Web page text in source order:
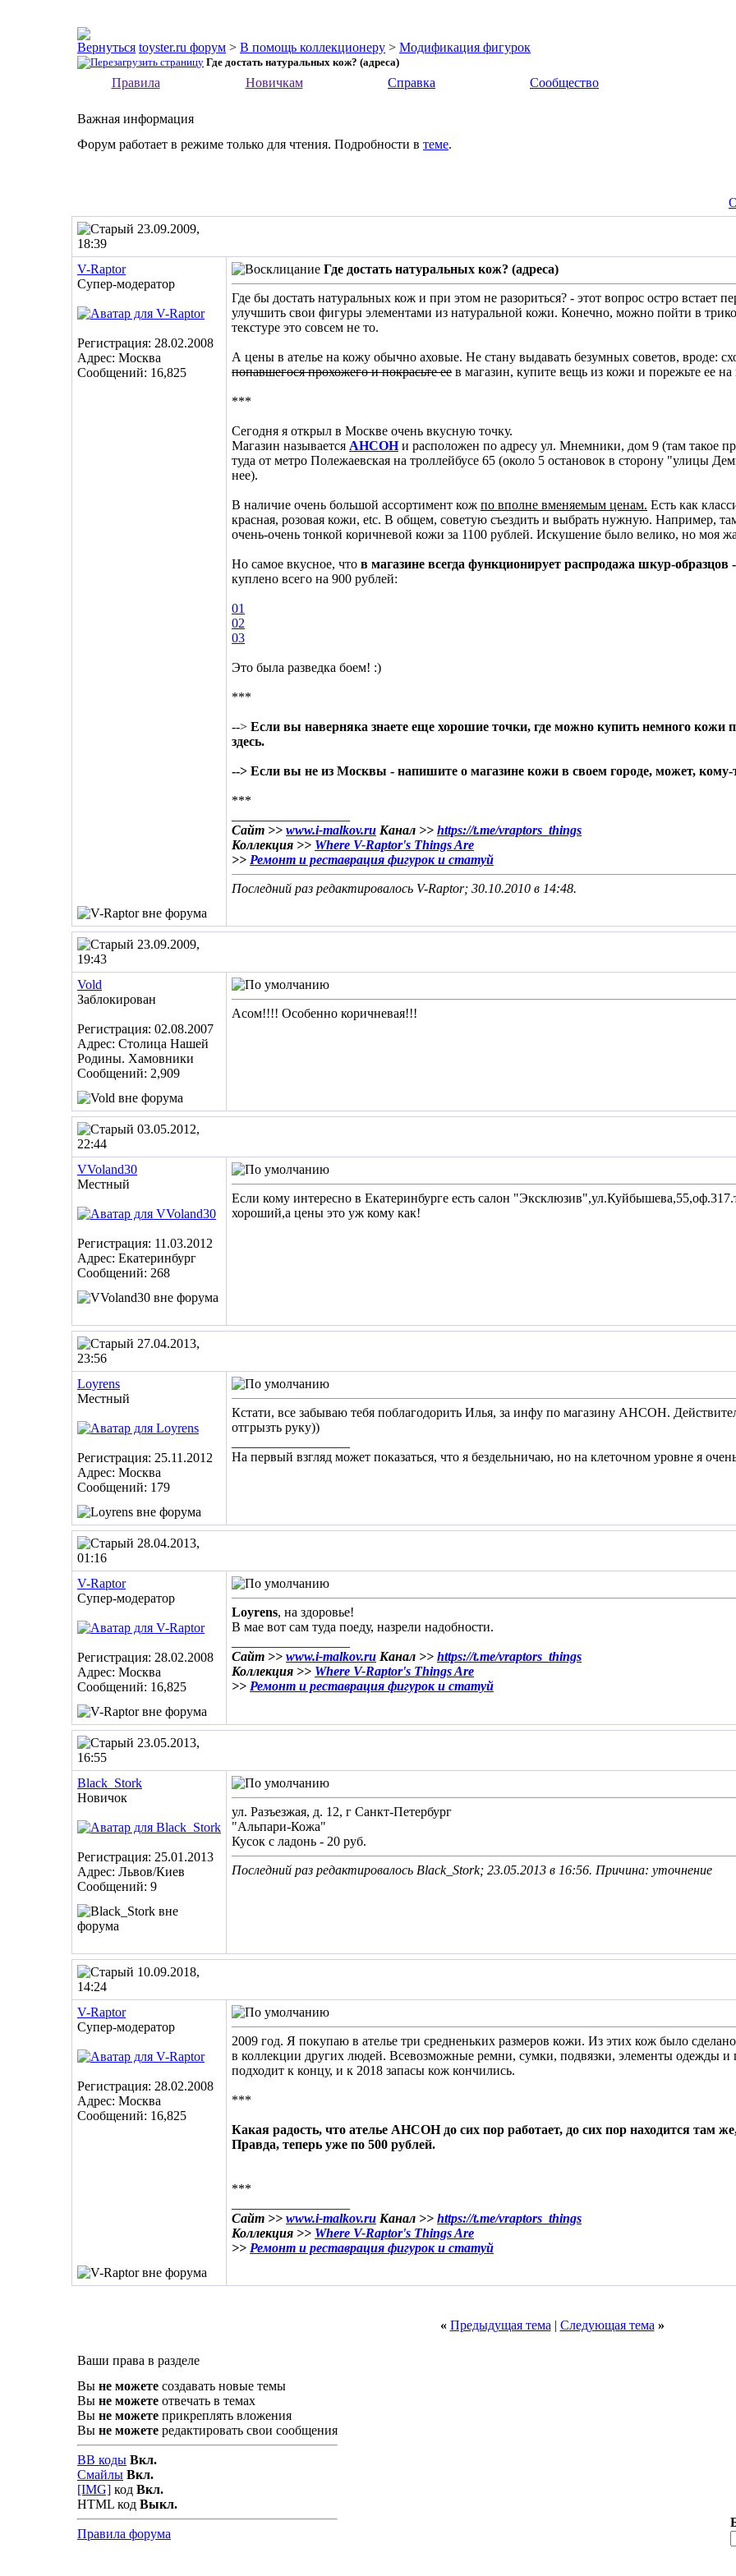
toyster.ru форум > В помощь коллекционеру > Модификация фигурок
Где достать натуральных кож? (адреса)
Правила
Новичкам Справка Сообщество
Важная информация
Форум работает в режиме только для чтения. Подробности в теме.
23.09.2009,
18:39
V-Raptor
Супер-модератор
Регистрация: 28.02.2008
Адрес: Москва
Сообщений: 16,825
Где достать натуральных кож? (адреса)
Где бы достать натуральных кож и при этом не разориться? - этот вопрос остро встает
улучшить свои фигуры элементами из натуральной кожи. Конечно, можно пойти в
текстуре это совсем не то.
А цены в ателье на кожу обычно аховые. Не стану выдавать безумных советов, вроде:
попавшегося прохожего и покрасьте ее в магазин, купите вещь из кожи и порежьте ее
***
Сегодня я открыл в Москве очень вкусную точку.
Магазин называется АНСОНи расположен по адресу ул. Мнемники, дом 9 (там такое
туда от метро Полежаевская на троллейбусе 65 (около 5 остановок в сторону "улицы
нее).
В наличие очень большой ассортимент кож по вполне вменяемым ценам. Есть как
красная, розовая кожи, etc. В общем, советую съездить и выбрать нужную. Например,
очень-очень тонкой коричневой кожи за 1100 рублей. Искушение было велико, но моя
Но самое вкусное, что в магазине всегда функционирует распродажа шкур-образцов
куплено всего на 900 рублей:
01
02
03
Это была разведка боем! :)
***
--> Если вы наверняка знаете еще хорошие точки, где можно купить немного кожи
здесь.
--> Если вы не из Москвы - напишите о магазине кожи в своем городе, может, кому-
***
Сайт >> www.i-malkov.ru Канал >> https://t.me/vraptors_things
Коллекция >> Where V-Raptor's Things Are
>> Ремонт и реставрация фигурок и статуй
Последний раз редактировалось V-Raptor; 30.10.2010 в 14:48.
23.09.2009,
19:43
Vold
Заблокирован
Регистрация: 02.08.2007
Адрес: Столица Нашей
Родины. Хамовники
Сообщений: 2,909
Асом!!!! Особенно коричневая!!!
03.05.2012,
22:44
VVoland30
Местный
Регистрация: 11.03.2012
Адрес: Екатеринбург
Сообщений: 268
Если кому интересно в Екатеринбурге есть салон
хороший,а цены это уж кому как!
27.04.2013,
23:56
Loyrens
Местный
Регистрация: 25.11.2012
Адрес: Москва
Сообщений: 179
Кстати, все забываю тебя поблагодорить Илья, за инфу по магазину АНСОН.
отгрызть руку))
На первый взгляд может показаться, что я бездельничаю, но на клеточном уровне я
28.04.2013,
01:16
V-Raptor
Супер-модератор
Регистрация: 28.02.2008
Адрес: Москва
Сообщений: 16,825
Loyrens, на здоровье!
В мае вот сам туда поеду, назрели надобности.
Сайт >> www.i-malkov.ru Канал >> https://t.me/vraptors_things
Коллекция >> Where V-Raptor's Things Are
>> Ремонт и реставрация фигурок и статуй
23.05.2013,
16:55
Black_Stork
Новичок
Регистрация: 25.01.2013
Адрес: Львов/Киев
Сообщений: 9
ул. Разъезжая, д. 12, г Санкт-Петербург
"Альпари-Кожа"
Кусок с ладонь - 20 руб.
Последний раз редактировалось Black_Stork; 23.05.2013 в 16:56. Причина: уточнение
10.09.2018,
14:24
V-Raptor
Супер-модератор
Регистрация: 28.02.2008
Адрес: Москва
Сообщений: 16,825
2009 год. Я покупаю в ателье три средненьких размеров кожи. Из этих кож было
в коллекции других людей. Всевозможные ремни, сумки, подвязки, элементы одежды
подходит к концу, и к 2018 запасы кож кончились.
***
Какая радость, что ателье АНСОН до сих пор работает, до сих пор находится там
Правда, теперь уже по 500 рублей.
***
Сайт >> www.i-malkov.ru Канал >> https://t.me/vraptors_things
Коллекция >> Where V-Raptor's Things Are
>> Ремонт и реставрация фигурок и статуй
« Предыдущая тема | Следующая тема »
Ваши права в разделе
Вы не можете создавать новые темы
Вы не можете отвечать в темах
Вы не можете прикреплять вложения
Вы не можете редактировать свои сообщения
BB коды Вкл.
Смайлы Вкл.
[IMG] код Вкл.
HTML код Выкл.
Правила форума